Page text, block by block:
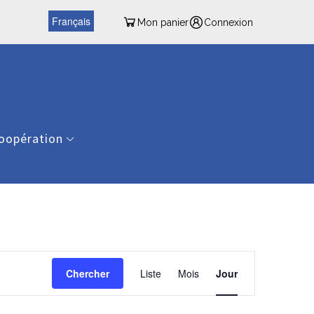
Mon panier Connexion
Français
Chercher
Navigation
de
vues
Liste Mois Jour